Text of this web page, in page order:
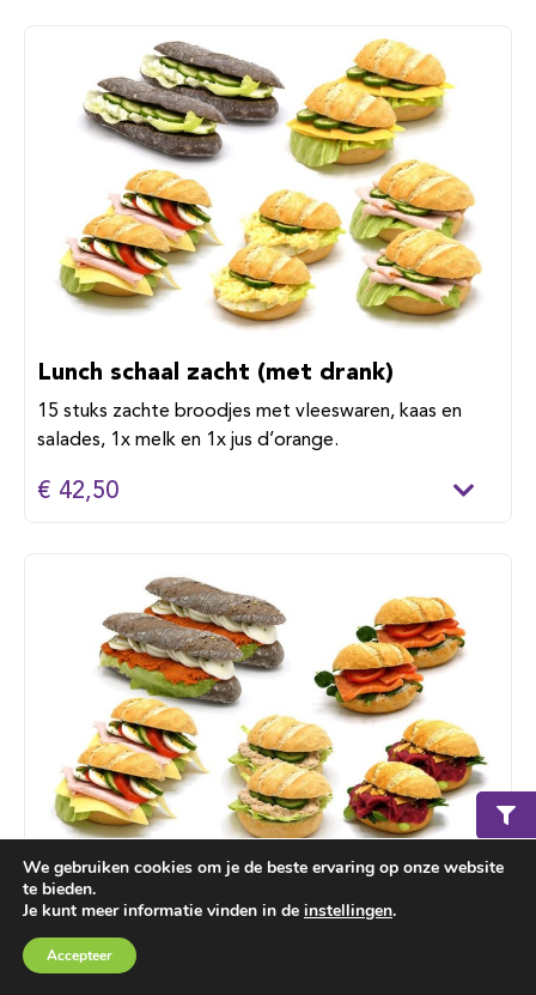
Lunch schaal zacht (met drank)
15 stuks zachte broodjes met vleeswaren, kaas en
salades, 1x melk en 1x jus d’orange.
€ 42,50
Lunch schaal hard (met drank)
15 stuks vers gebakken harde broodjes (pyramide
waldkorn, ciabatta, kampioentjes & boerenbollen)
We gebruiken cookies om je de beste ervaring op onze website
te bieden.
Je kunt meer informatie vinden in de instellingen.
Accepteer